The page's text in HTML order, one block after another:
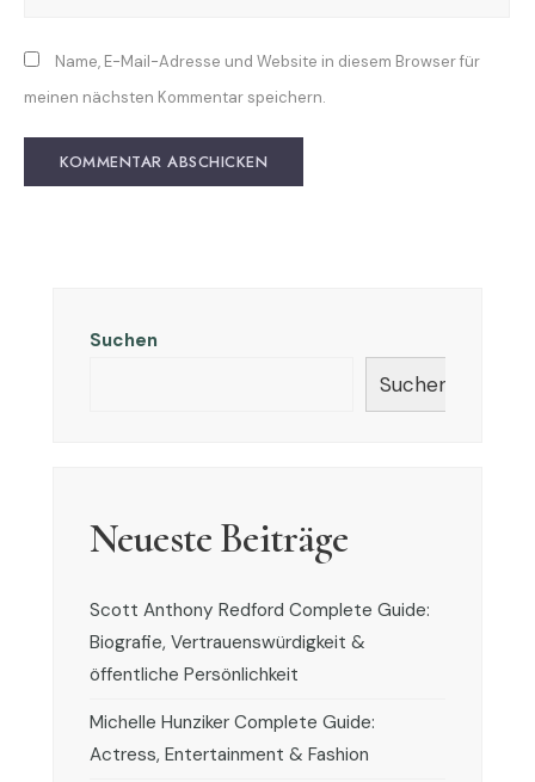
Name, E-Mail-Adresse und Website in diesem Browser für
meinen nächsten Kommentar speichern.
Suchen
Suchen
Neueste Beiträge
Scott Anthony Redford Complete Guide:
Biografie, Vertrauenswürdigkeit &
öffentliche Persönlichkeit
Michelle Hunziker Complete Guide:
Actress, Entertainment & Fashion